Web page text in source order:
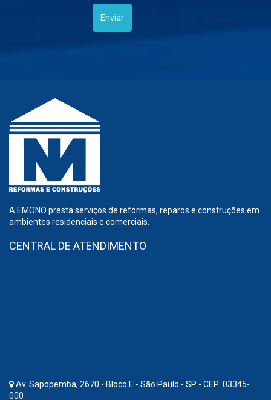
A EMONO presta serviços de reformas, reparos e construções em
ambientes residenciais e comerciais.
CENTRAL DE ATENDIMENTO
Av. Sapopemba, 2670 - Bloco E - São Paulo - SP - CEP: 03345-
000